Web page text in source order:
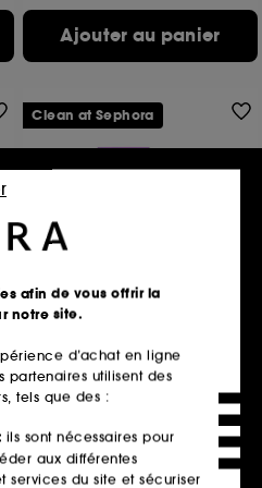
Ajouter au panier
FABLE & MANE
Wild About Volume
34,00€
Ajouter au panier
Clean at Sephora
afin de vous offrir la
notre site.
d’achat en ligne
partenaires utilisent des
tels que des :
ils sont nécessaires pour
aux différentes
services du site et sécuriser